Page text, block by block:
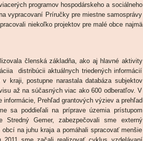
programov hospodárskeho a sociálneho
vypracovaní Príručky pre miestne samosprávy
niekoľko projektov pre malé obce najmä
členská základňa, ako aj hlavné aktivity
distribúcii aktuálnych triedených informácií
kraji, postupne narastala databáza subjektov
až na súčasných viac ako 600 odberatľov. V
informácie, Prehľad grantových výziev a prehľad
sa poddieľali na príprave územia prístupom
Stredný Gemer, zabezpečovali sme externý
na juhu kraja a pomáhali spracovať menšie